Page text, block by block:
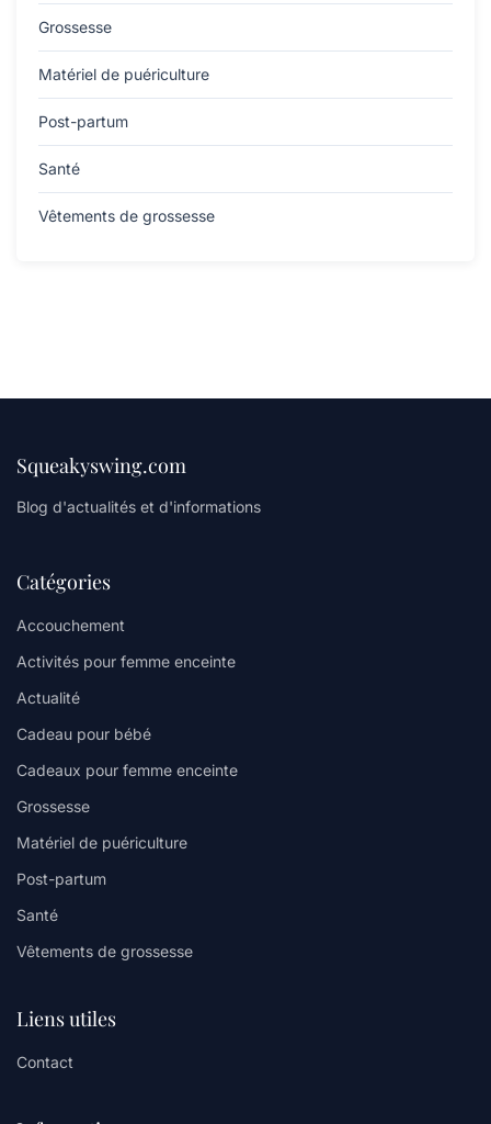
Grossesse
Matériel de puériculture
Post-partum
Santé
Vêtements de grossesse
Squeakyswing.com
Blog d'actualités et d'informations
Catégories
Accouchement
Activités pour femme enceinte
Actualité
Cadeau pour bébé
Cadeaux pour femme enceinte
Grossesse
Matériel de puériculture
Post-partum
Santé
Vêtements de grossesse
Liens utiles
Contact